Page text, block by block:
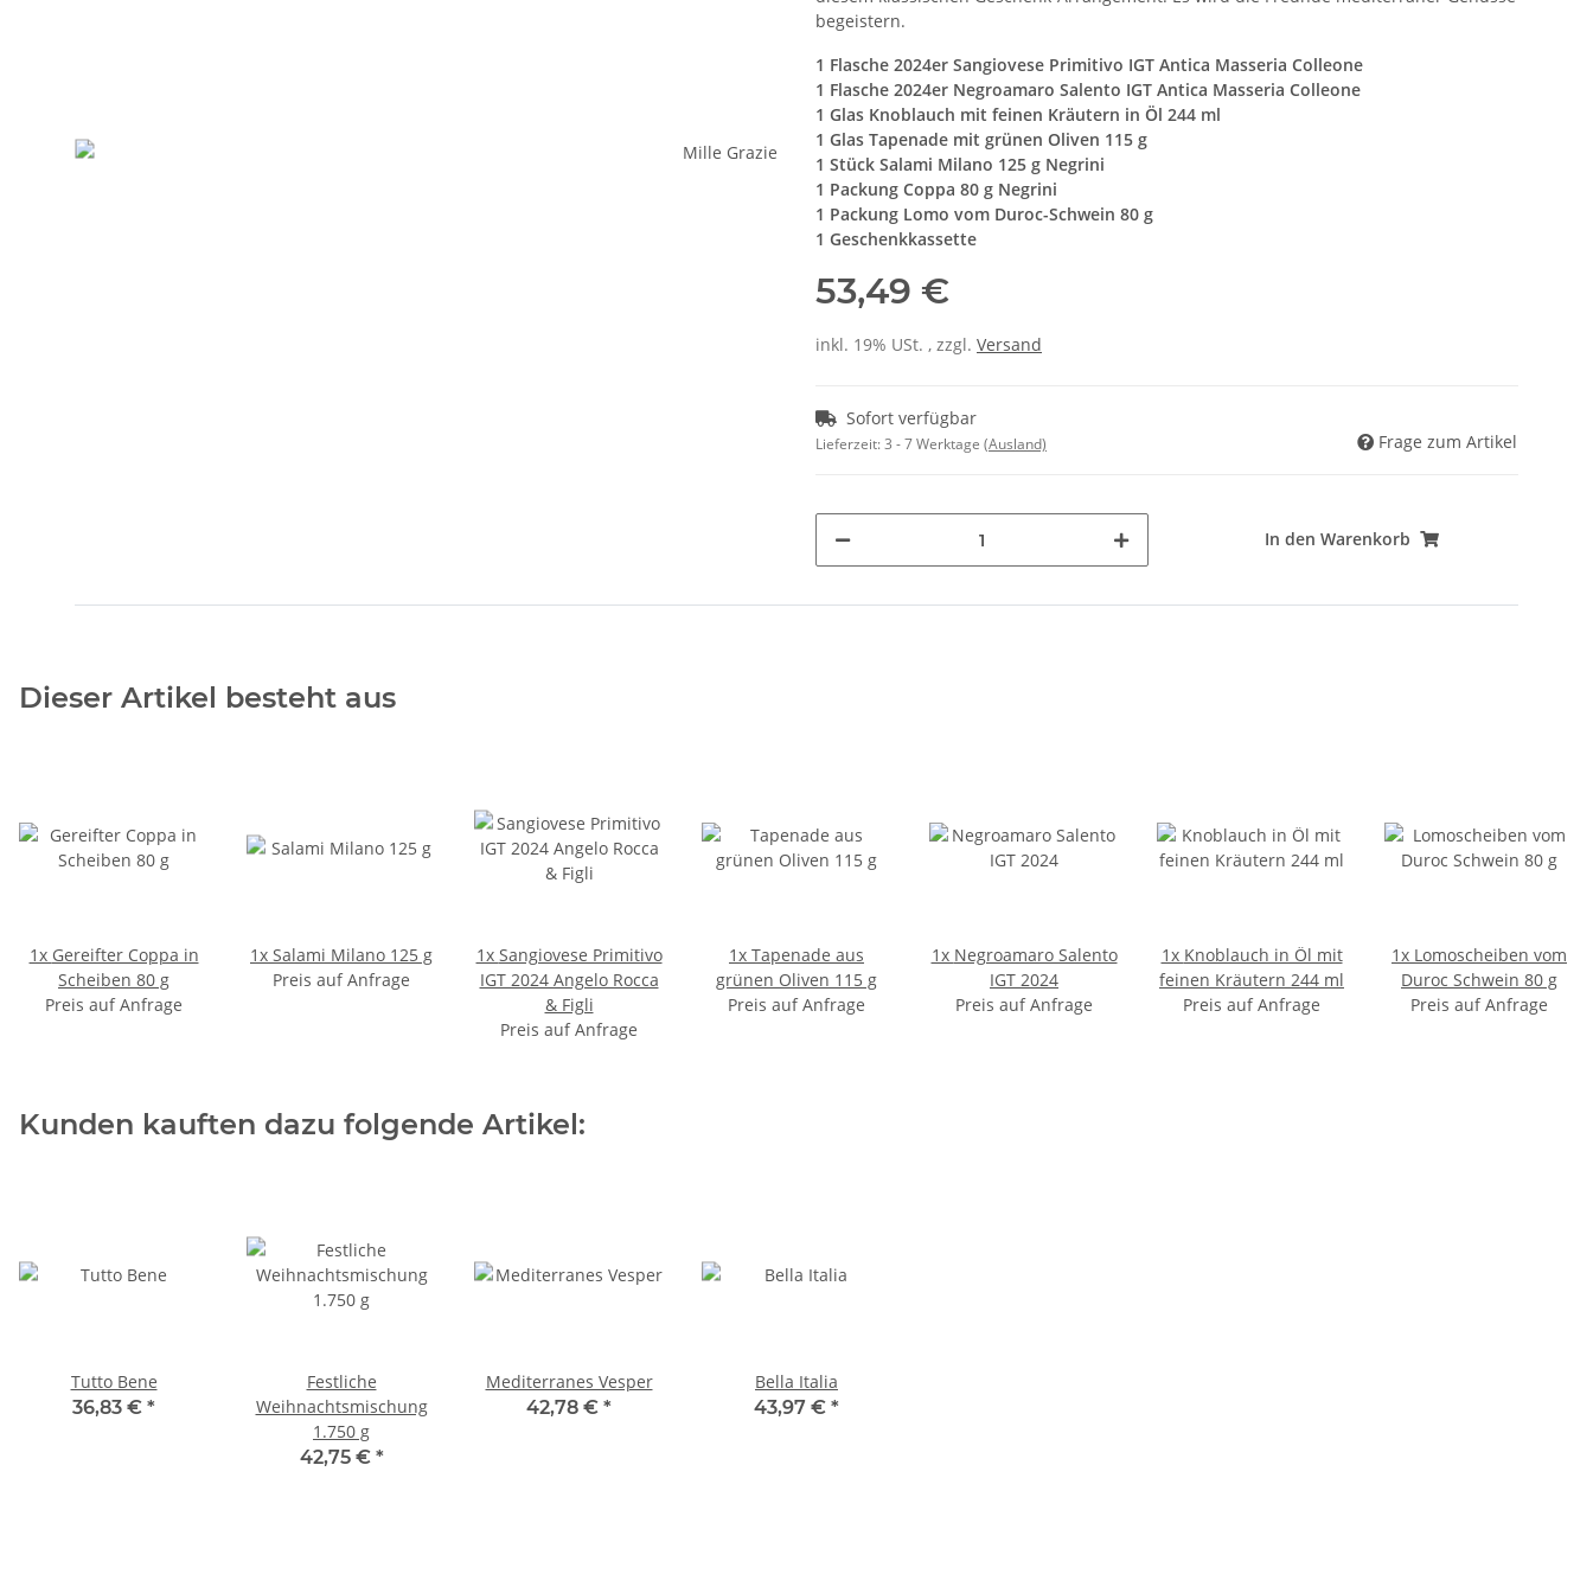
begeistern.
1 Flasche 2024er Sangiovese Primitivo IGT Antica Masseria Colleone
1 Flasche 2024er Negroamaro Salento IGT Antica Masseria Colleone
1 Glas Knoblauch mit feinen Kräutern in Öl 244 ml
1 Glas Tapenade mit grünen Oliven 115 g
1 Stück Salami Milano 125 g Negrini
1 Packung Coppa 80 g Negrini
1 Packung Lomo vom Duroc-Schwein 80 g
1 Geschenkkassette
53,49 €
inkl. 19% USt. , zzgl. Versand
Sofort verfügbar
Lieferzeit:3 - 7 Werktage (Ausland) Frage zum Artikel
In den Warenkorb
Dieser Artikel besteht aus
1x Gereifter Coppa in
Scheiben 80 g
Preis auf Anfrage
1x Salami Milano 125 g
Preis auf Anfrage
1x Sangiovese Primitivo
IGT 2024 Angelo Rocca
& Figli
Preis auf Anfrage
1x Tapenade aus
grünen Oliven 115 g
Preis auf Anfrage
1x Negroamaro Salento
IGT 2024
Preis auf Anfrage
1x Knoblauch in Öl mit
feinen Kräutern 244 ml
Preis auf Anfrage
1x Lomoscheiben vom
Duroc Schwein 80 g
Preis auf Anfrage
Kunden kauften dazu folgende Artikel:
Tutto Bene
36,83 € *
Festliche
Weihnachtsmischung
1.750 g
42,75 € *
Mediterranes Vesper
42,78 € *
Bella Italia
43,97 € *